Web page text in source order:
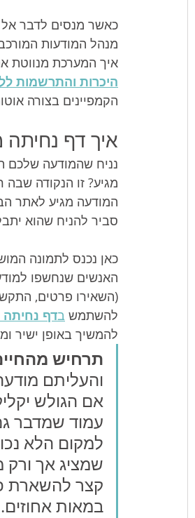
כאשר מנסים לדבר
מנהל המודעות
איך המערכת מנווטת
היכרות והתרשמות
הקמפיינים בצורה
איך דף
נניח שהמודעה שלכם
מגיע? זו הנקודה
המודעה מגיע לאתר
סביר להניח שהוא
כאן נכנס לתמונה
האנשים שנחשפו
(השאירו פרטים,
להשתמש בדף
להמשיך באופן ישיר
תרחיש
והעליתם
אם הגולש
עמוד שמדבר
למקום הלא
שמציג אך ורק
קצר להשארת
במאות אחוזים.